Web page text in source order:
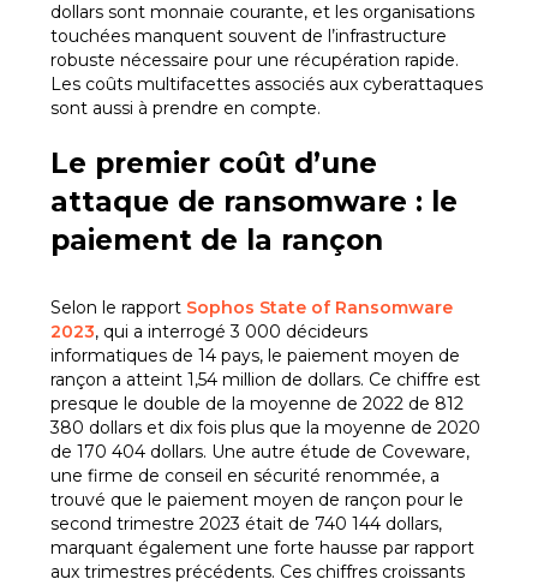
dollars sont monnaie courante, et les organisations
touchées manquent souvent de l’infrastructure
robuste nécessaire pour une récupération rapide.
Les coûts multifacettes associés aux cyberattaques
sont aussi à prendre en compte.
Le premier coût d’une
attaque de ransomware : le
paiement de la rançon
Selon le rapport Sophos State of Ransomware
2023, qui a interrogé 3 000 décideurs
informatiques de 14 pays, le paiement moyen de
rançon a atteint 1,54 million de dollars. Ce chiffre est
presque le double de la moyenne de 2022 de 812
380 dollars et dix fois plus que la moyenne de 2020
de 170 404 dollars. Une autre étude de Coveware,
une firme de conseil en sécurité renommée, a
trouvé que le paiement moyen de rançon pour le
second trimestre 2023 était de 740 144 dollars,
marquant également une forte hausse par rapport
aux trimestres précédents. Ces chiffres croissants